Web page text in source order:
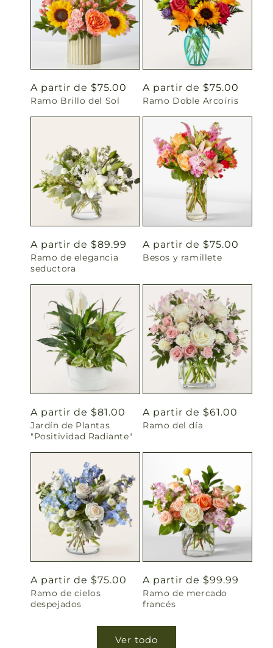
Precio
habitual
A partir de $75.00
Ramo Brillo del Sol
Precio
habitual
A partir de $75.00
Ramo Doble Arcoíris
Precio
habitual
A partir de $89.99
Ramo de elegancia
seductora
Precio
habitual
A partir de $75.00
Besos y ramillete
Precio
habitual
A partir de $81.00
Jardín de Plantas
"Positividad Radiante"
Precio
habitual
A partir de $61.00
Ramo del día
Precio
habitual
A partir de $75.00
Ramo de cielos
despejados
Precio
habitual
A partir de $99.99
Ramo de mercado
francés
Ver todo